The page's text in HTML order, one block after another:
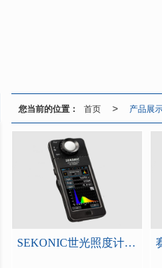
您当前的位置： 首页 > 产品展
SEKONIC世光照度计C-7000日本赛科尼可测光表